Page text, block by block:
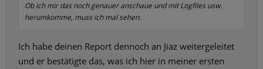
Ob ich mir das noch genauer anschaue und mit Logfiles usw.
herumkomme, muss ich mal sehen.
Ich habe deinen Report dennoch an Jiaz weitergeleitet
und er bestätigte das, was ich hier in meiner ersten